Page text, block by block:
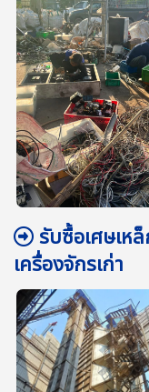
รับซื้อเศษเห
เครื่องจักรเก่า